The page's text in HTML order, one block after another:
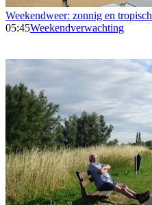
Weekendweer: zonnig en tropisch
05:45Weekendverwachting